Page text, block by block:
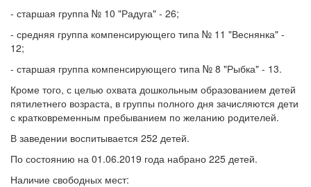
- старшая группа № 10 "Радуга" - 26;
- средняя группа компенсирующего типа № 11 "Веснянка" -
12;
- старшая группа компенсирующего типа № 8 "Рыбка" - 13.
Кроме того, с целью охвата дошкольным образованием детей
пятилетнего возраста, в группы полного дня зачисляются дети
с кратковременным пребыванием по желанию родителей.
В заведении воспитывается 252 детей.
По состоянию на 01.06.2019 года набрано 225 детей.
Наличие свободных мест: